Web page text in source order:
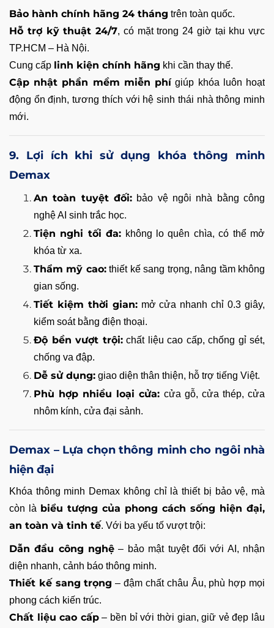
Bảo hành chính hãng 24 tháng trên toàn quốc.
Hỗ trợ kỹ thuật 24/7, có mặt trong 24 giờ tại khu vực
TP.HCM – Hà Nội.
Cung cấp linh kiện chính hãng khi cần thay thế.
Cập nhật phần mềm miễn phígiúp khóa luôn hoạt
động ổn định, tương thích với hệ sinh thái nhà thông minh
mới.
9. Lợi ích khi sử dụng khóa thông minh
Demax
An toàn tuyệt đối: bảo vệ ngôi nhà bằng công
nghệ AI sinh trắc học.
Tiện nghi tối đa: không lo quên chìa, có thể mở
khóa từ xa.
Thẩm mỹ cao:thiết kế sang trọng, nâng tầm không
gian sống.
Tiết kiệm thời gian:mở cửa nhanh chỉ 0.3 giây,
kiểm soát bằng điện thoại.
Độ bền vượt trội:chất liệu cao cấp, chống gỉ sét,
chống va đập.
Dễ sử dụng: giao diện thân thiện, hỗ trợ tiếng Việt.
Phù hợp nhiều loại cửa: cửa gỗ, cửa thép, cửa
nhôm kính, cửa đại sảnh.
Demax – Lựa chọn thông minh cho ngôi nhà
hiện đại
Khóa thông minh Demax không chỉ là thiết bị bảo vệ, mà
còn là biểu tượng của phong cách sống hiện đại,
an toàn và tinh tế. Với ba yếu tố vượt trội:
Dẫn đầu công nghệ – bảo mật tuyệt đối với AI, nhận
diện nhanh, cảnh báo thông minh.
Thiết kế sang trọng – đậm chất châu Âu, phù hợp mọi
phong cách kiến trúc.
Chất liệu cao cấp– bền bỉ với thời gian, giữ vẻ đẹp lâu